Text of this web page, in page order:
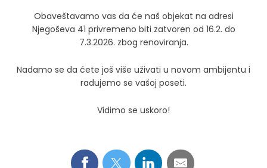
Obaveštavamo vas da će naš objekat na adresi
Njegoševa 41 privremeno biti zatvoren od 16.2. do
7.3.2026. zbog renoviranja.
Nadamo se da ćete još više uživati u novom ambijentu i
radujemo se vašoj poseti.
Vidimo se uskoro!